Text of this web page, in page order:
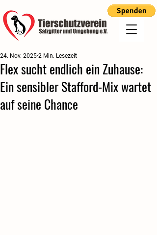
Flex sucht endlich ein Zuhause:
Ein sensibler Stafford-Mix wartet
auf seine Chance
24. Nov. 2025 2 Min. Lesezeit